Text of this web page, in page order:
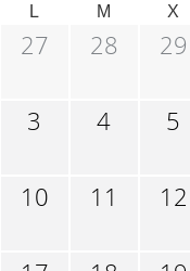
L M X
27 28 29
3 4 5
10 11 12